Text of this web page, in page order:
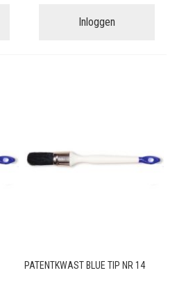
Inloggen
PATENTKWAST BLUE TIP NR 14